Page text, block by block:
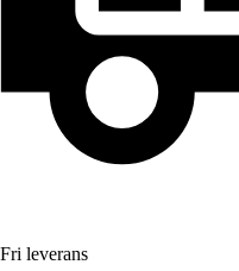
Fri leverans